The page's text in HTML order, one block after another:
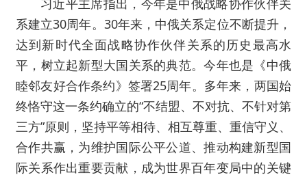
习近平主席指出，今年是中俄战略协作伙伴关
系建立30周年。30年来，中俄关系定位不断提升，
达到新时代全面战略协作伙伴关系的历史最高水
平，树立起新型大国关系的典范。今年也是《中俄
睦邻友好合作条约》签署25周年。多年来，两国始
终恪守这一条约确立的“不结盟、不对抗、不针对第
三方”原则，坚持平等相待、相互尊重、重信守义、
合作共赢，为维护国际公平公道、推动构建新型国
际关系作出重要贡献，成为世界百年变局中的关键